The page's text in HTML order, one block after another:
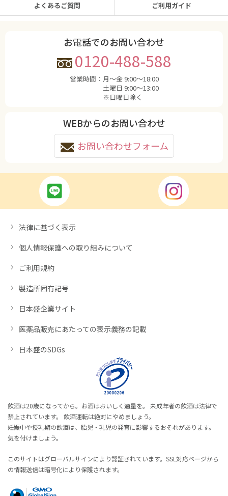
よくあるご質問 ご利用ガイド
お電話でのお問い合わせ
0120-488-588
営業時間： 月〜金 9:00〜18:00
土曜日 9:00〜13:00
※日曜日除く
WEBからのお問い合わせ
お問い合わせフォーム
法律に基づく表示
個人情報保護への取り組みについて
ご利用規約
製造所固有記号
日本盛企業サイト
医薬品販売にあたっての表示義務の記載
日本盛のSDGs
飲酒は20歳になってから。お酒はおいしく適量を。 未成年者の飲酒は法律で
禁止されています。 飲酒運転は絶対にやめましょう。
妊娠中や授乳期の飲酒は、胎児・乳児の発育に影響するおそれがあります。
気を付けましょう。
このサイトはグローバルサインにより認証されています。SSL対応ページから
の情報送信は暗号化により保護されます。